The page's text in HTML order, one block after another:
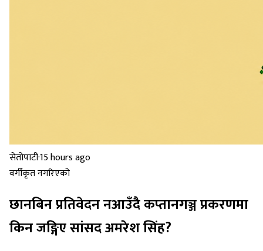
सेतोपाटी·15 hours ago
वर्गीकृत नगरिएको
छानबिन प्रतिवेदन नआउँदै कप्तानगञ्ज प्रकरणमा
किन जङ्गिए सांसद अमरेश सिंह?